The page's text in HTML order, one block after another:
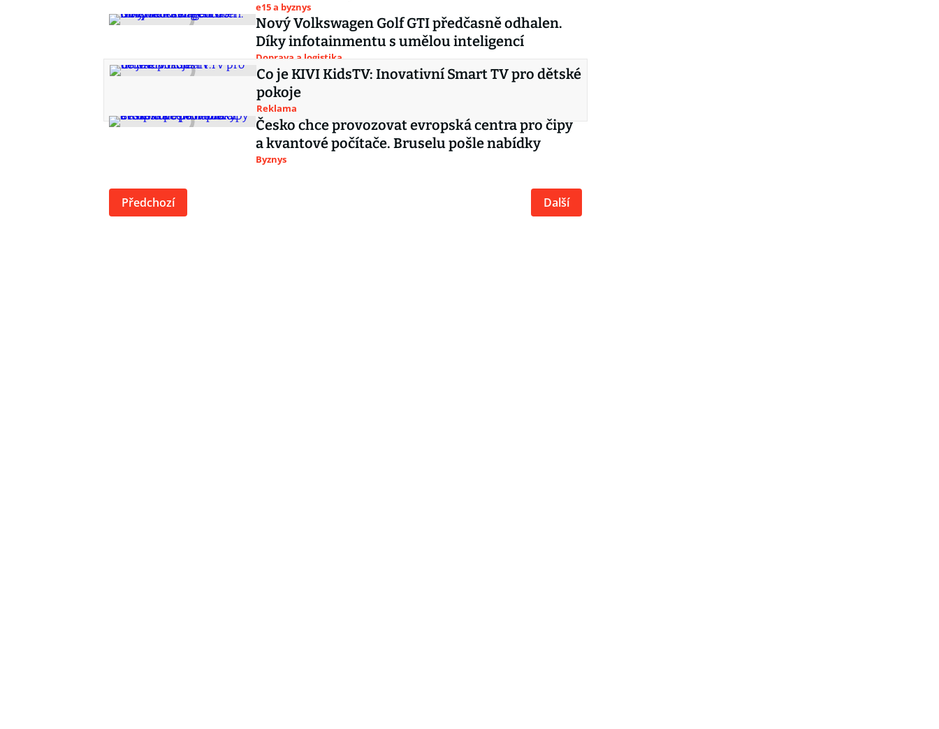
e15 a byznys
Nový Volkswagen Golf GTI předčasně odhalen.
Díky infotainmentu s umělou inteligencí
Doprava a logistika
Co je KIVI KidsTV: Inovativní Smart TV pro dětské
pokoje
Reklama
Česko chce provozovat evropská centra pro čipy
a kvantové počítače. Bruselu pošle nabídky
Byznys
Předchozí Další